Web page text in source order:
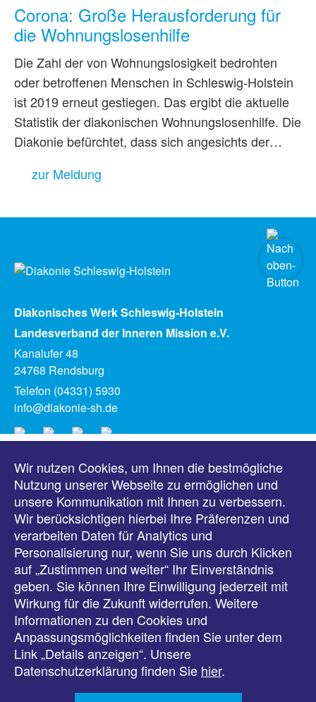
Corona: Große Herausforderung für
die Wohnungslosenhilfe
Die Zahl der von Wohnungslosigkeit bedrohten
oder betroffenen Menschen in Schleswig-Holstein
ist 2019 erneut gestiegen. Das ergibt die aktuelle
Statistik der diakonischen Wohnungslosenhilfe. Die
Diakonie befürchtet, dass sich angesichts der…
zur Meldung
Diakonisches Werk Schleswig-Holstein
Landesverband der Inneren Mission e.V.
Kanalufer 48
24768 Rendsburg
Telefon (04331) 5930
info@diakonie-sh.de
Meldungen
Veranstaltungen
Downloads
Presse
Karriere
Kontakt
Wir nutzen Cookies, um Ihnen die bestmögliche
Nutzung unserer Webseite zu ermöglichen und
unsere Kommunikation mit Ihnen zu verbessern.
Wir berücksichtigen hierbei Ihre Präferenzen und
verarbeiten Daten für Analytics und
Personalisierung nur, wenn Sie uns durch Klicken
auf „Zustimmen und weiter“ Ihr Einverständnis
geben. Sie können Ihre Einwilligung jederzeit mit
Wirkung für die Zukunft widerrufen. Weitere
Informationen zu den Cookies und
Anpassungsmöglichkeiten finden Sie unter dem
Link „Details anzeigen“. Unsere
Datenschutzerklärung finden Sie hier.